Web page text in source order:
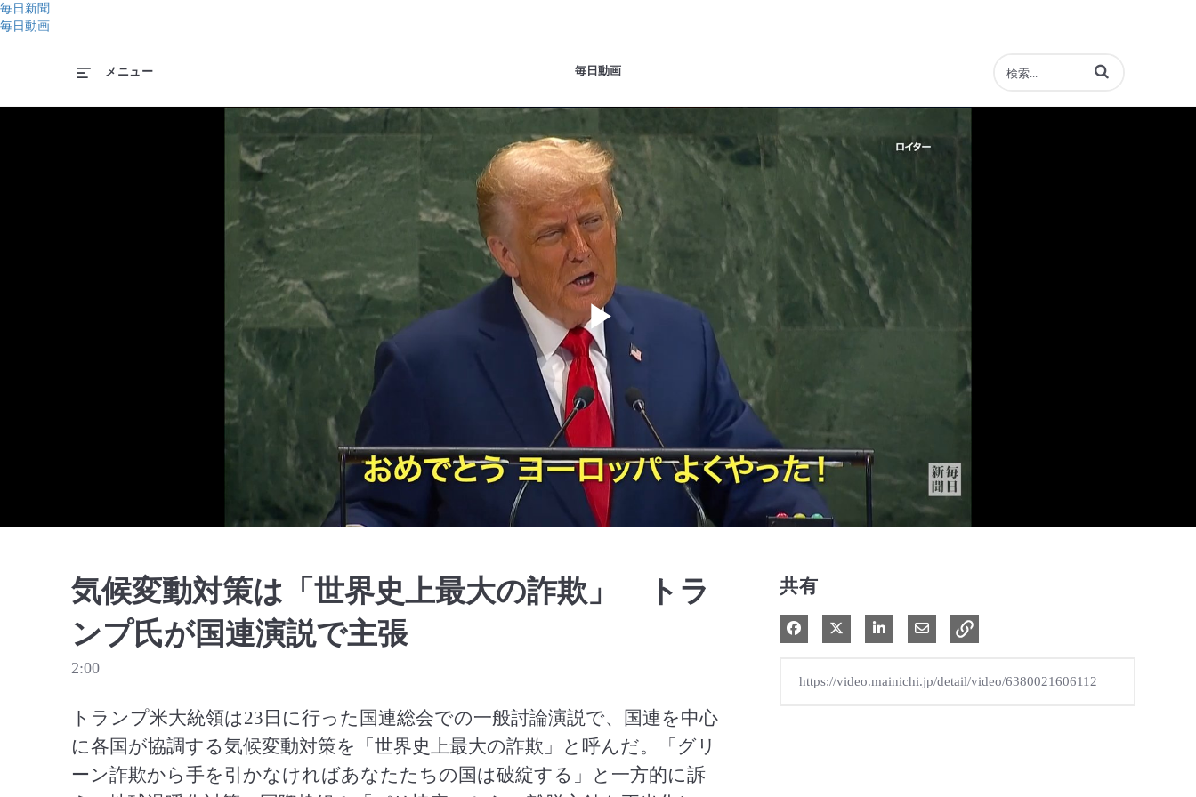
毎日新聞
毎日動画
毎日動画
メニュー 動画の検索語句を入力
Play
Video
気候変動対策は「世界史上最大の詐欺」 トラ
ンプ氏が国連演説で主張
2:00
トランプ米大統領は23日に行った国連総会での一般討論演説で、国連を中心
に各国が協調する気候変動対策を「世界史上最大の詐欺」と呼んだ。「グリ
ーン詐欺から手を引かなければあなたたちの国は破綻する」と一方的に訴
共有
Facebook で共有
Xで共有する
LinkedIn で共有電子メールで共有